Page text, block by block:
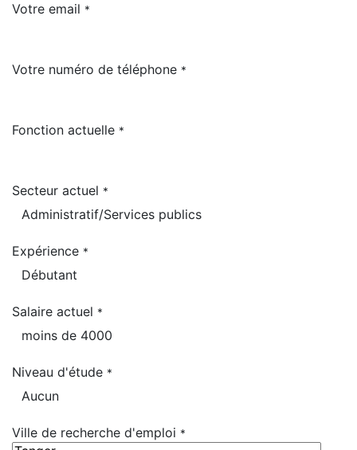
Votre email *
Votre numéro de téléphone *
Fonction actuelle *
Secteur actuel *
Expérience *
Salaire actuel *
Niveau d'étude *
Ville de recherche d'emploi *